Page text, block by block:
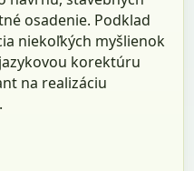
osadenie. Podklad
niekoľkých myšlienok
korektúru
na realizáciu